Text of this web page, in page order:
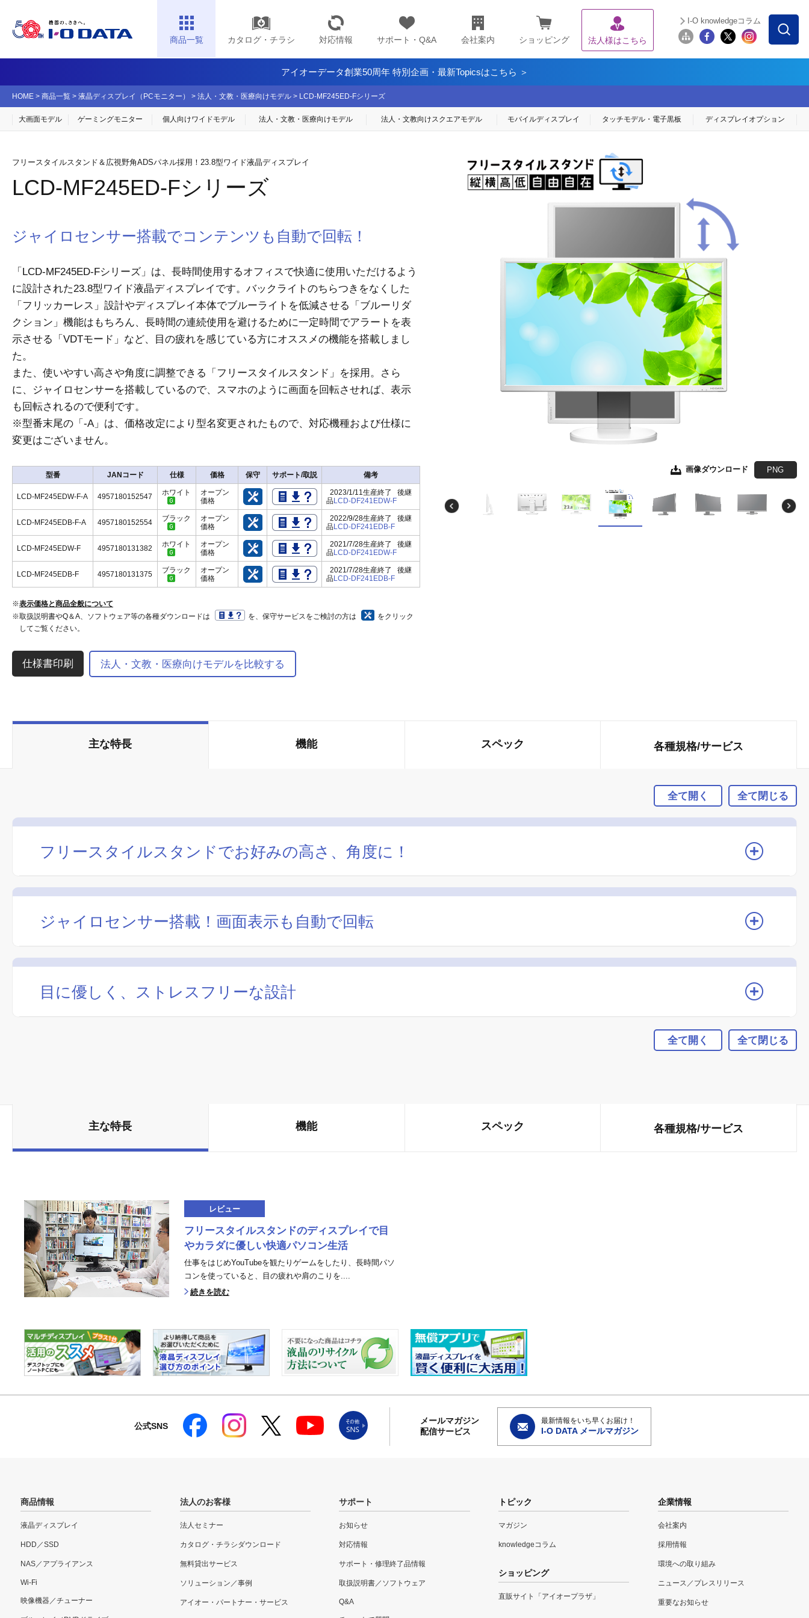
商品一覧 カタログ・チラシ 対応情報 サポート・Q&A 会社案内 ショッピング 法人様はこちら
I-O knowledgeコラム
アイオーデータ創業50周年 特別企画・最新Topicsはこちら ＞
HOME > 商品一覧 > 液晶ディスプレイ（PCモニター） > 法人・文教・医療向けモデル > LCD-MF245ED-Fシリーズ
大画面モデル ゲーミングモニター 個人向けワイドモデル 法人・文教・医療向けモデル 法人・文教向けスクエアモデル モバイルディスプレイ タッチモデル・ 電子黒板 ディスプレイ オプション
フリースタイルスタンド＆広視野角ADSパネル採用！23.8型ワイド液晶ディスプレイ
LCD-MF245ED-Fシリーズ
画像ダウンロード PNG
画像ダウンロード JPEG EPS形式
画像ダウンロード JPEG EPS形式
画像ダウンロード JPEG EPS形式
画像ダウンロード JPEG EPS形式
画像ダウンロード JPEG EPS形式
画像ダウンロード JPEG EPS形式
画像ダウンロード JPEG EPS形式
画像ダウンロード JPEG EPS形式
画像ダウンロード JPEG EPS形式
画像ダウンロード JPEG EPS形式
画像ダウンロード JPEG EPS形式
画像ダウンロード JPEG EPS形式
画像ダウンロード JPEG EPS形式
画像ダウンロード JPEG EPS形式
ジャイロセンサー搭載でコンテンツも自動で回転！
「LCD-MF245ED-Fシリーズ」は、長時間使用するオフィスで快適に使用いただけるよう
に設計された23.8型ワイド液晶ディスプレイです。バックライトのちらつきをなくした
「フリッカーレス」設計やディスプレイ本体でブルーライトを低減させる「ブルーリダ
クション」機能はもちろん、長時間の連続使用を避けるために一定時間でアラートを表
示させる「VDTモード」など、目の疲れを感じている方にオススメの機能を搭載しまし
た。
また、使いやすい高さや角度に調整できる「フリースタイルスタンド」を採用。さら
に、ジャイロセンサーを搭載しているので、スマホのように画面を回転させれば、表示
も回転されるので便利です。
※型番末尾の「-A」は、価格改定により型名変更されたもので、対応機種および仕様に
変更はございません。
型番 JANコード 仕様 価格 保守 サポート/取説 備考
LCD-MF245EDW-F-A 4957180152547 ホワイト
オープン
価格
2023/1/11生産終了 後継
品LCD-DF241EDW-F
LCD-MF245EDB-F-A 4957180152554 ブラック
オープン
価格
2022/9/28生産終了 後継
品LCD-DF241EDB-F
LCD-MF245EDW-F 4957180131382 ホワイト
オープン
価格
2021/7/28生産終了 後継
品LCD-DF241EDW-F
LCD-MF245EDB-F 4957180131375 ブラック
オープン
価格
2021/7/28生産終了 後継
品LCD-DF241EDB-F
※表示価格と商品全般について
※取扱説明書やQ＆A、ソフトウェア等の各種ダウンロードは
を、保守サービスをご検討の方は
をクリック
してご覧ください。
法人・文教・医療向けモデルを比較する
主な特長 機能 スペック 各種規格/サービス
全て開く 全て閉じる
フリースタイルスタンドでお好みの高さ、角度に！
ジャイロセンサー搭載！画面表示も自動で回転
目に優しく、ストレスフリーな設計
全て開く 全て閉じる
主な特長 機能 スペック 各種規格/サービス
レビュー
フリースタイルスタンドのディスプレイで目
やカラダに優しい快適パソコン生活
仕事をはじめYouTubeを観たりゲームをしたり、長時間パソ
コンを使っていると、目の疲れや肩のこりを....
続きを読む
公式SNS
メールマガジン
配信サービス
最新情報をいち早くお届け！
I-O DATA メールマガジン
商品情報
液晶ディスプレイ
HDD／SSD
NAS／アプライアンス
Wi-Fi
映像機器／チューナー
法人のお客様
法人セミナー
カタログ・チラシダウンロード
無料貸出サービス
ソリューション／事例
アイオー・パートナー・サービス
サポート
お知らせ
対応情報
サポート・修理終了品情報
取扱説明書／ソフトウェア
Q&A
トピック
マガジン
knowledgeコラム
ショッピング
直販サイト「アイオープラザ」
企業情報
会社案内
採用情報
環境への取り組み
ニュース／プレスリリース
重要なお知らせ